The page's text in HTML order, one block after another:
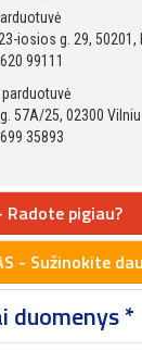
iosios g. 29, 50201,
99111
57A/25, 02300
35893
Radote pigiau?
- Sužinokite
duomenys *